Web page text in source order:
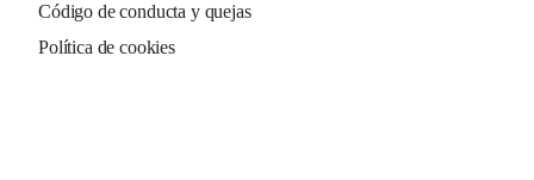
Código de conducta y quejas
Política de cookies